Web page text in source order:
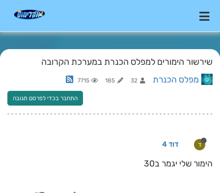
שירשור הימורים למפלס הכנרת במערכת הקרובה
מפלס הכנרת 32
185
7715
התחבר בכדי לפרסם תגובה
ד דוד 4
הימור שלי יגמר ב30